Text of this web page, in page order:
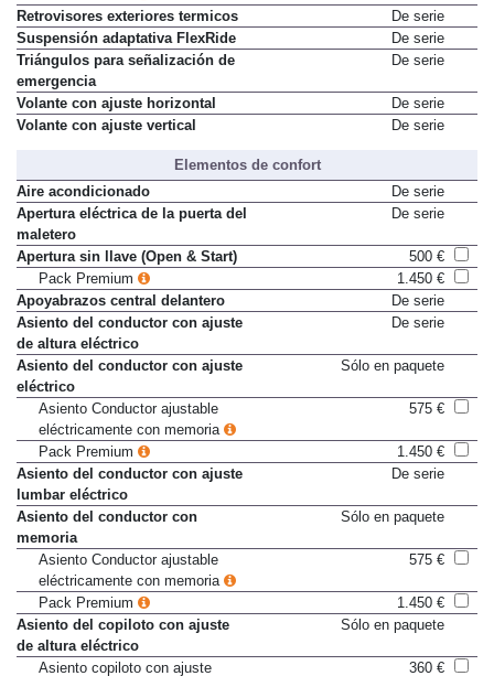
Pack Premium
1.450 €
Retrovisores exteriores termicos
De serie
Suspensión adaptativa FlexRide
De serie
Triángulos para señalización de
emergencia
Volante con ajuste horizontal
De serie
Elementos de confort
Aire acondicionado
De serie
Apertura eléctrica de la puerta del
maletero
Apertura sin llave (Open & Start)
500 €
Pack Premium
1.450 €
Apoyabrazos central delantero
De serie
Asiento del conductor con ajuste
de altura eléctrico
Asiento del conductor con ajuste
eléctrico
Asiento Conductor ajustable
eléctricamente con memoria
Pack Premium
1.450 €
Asiento del conductor con ajuste
lumbar eléctrico
Asiento del conductor con
memoria
Asiento Conductor ajustable
eléctricamente con memoria
Pack Premium
1.450 €
Asiento del copiloto con ajuste
de altura eléctrico